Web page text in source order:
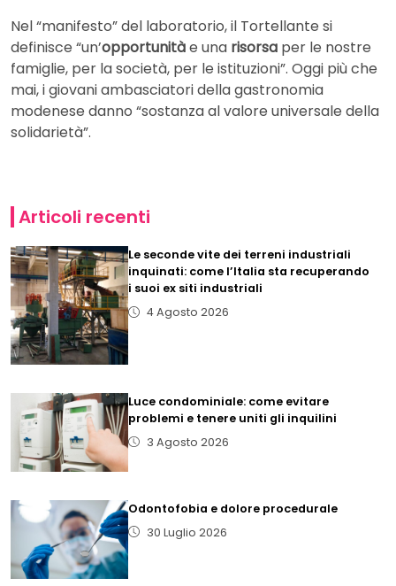
Nel “manifesto” del laboratorio, il Tortellante si
definisce “un’opportunitàe una risorsa per le nostre
famiglie, per la società, per le istituzioni”. Oggi più che
mai, i giovani ambasciatori della gastronomia
modenese danno “sostanza al valore universale della
solidarietà”.
Articoli recenti
Le seconde vite dei terreni industriali
inquinati: come l’Italia sta recuperando
i suoi ex siti industriali
4 Agosto 2026
Luce condominiale: come evitare
problemi e tenere uniti gli inquilini
3 Agosto 2026
Odontofobia e dolore procedurale
30 Luglio 2026